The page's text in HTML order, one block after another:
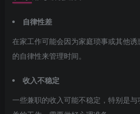
自律性差
在家工作可能会因为家庭琐事或其他
的自律性来管理时间。
收入不稳定
一些兼职的收入可能不稳定，特别是